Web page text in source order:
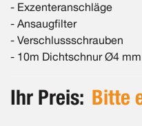
- Exzenteranschläge
- Ansaugfilter
- Verschlussschrauben
- 10m Dichtschnur Ø4
Ihr Preis: Bitte